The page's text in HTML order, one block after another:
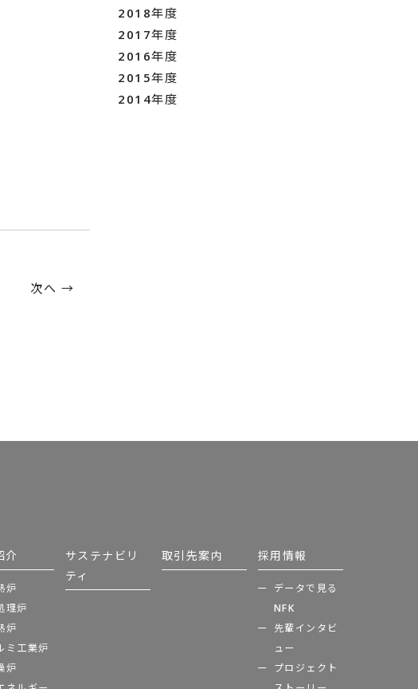
次へ →
2018年度
2017年度
2016年度
2015年度
2014年度
介
炉
理炉
炉
ミ工業炉
炉
サステナビリ
ティ
取引先案内 採用情報
データで見る
NFK
先輩インタビ
ュー
プロジェクト